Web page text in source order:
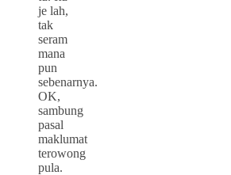
je lah,
tak
seram
mana
pun
sebenarnya.
OK,
sambung
pasal
maklumat
terowong
pula.